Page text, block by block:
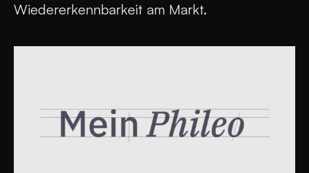
Wiedererkennbarkeit am Markt.